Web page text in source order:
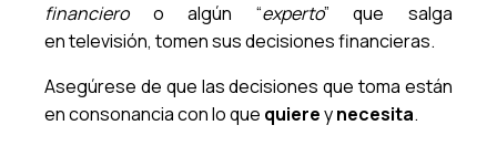
financieroo algún “experto” que salga
en televisión, tomen sus decisiones financieras.
Asegúrese de que las decisiones que toma están
en consonancia con lo que quiereynecesita.